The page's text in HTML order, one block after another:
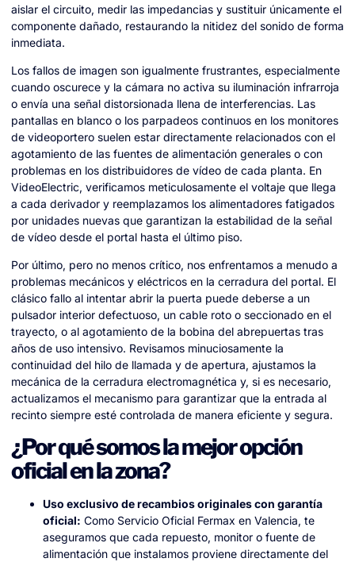
aislar el circuito, medir las impedancias y sustituir únicamente el
componente dañado, restaurando la nitidez del sonido de forma
inmediata.
Los fallos de imagen son igualmente frustrantes, especialmente
cuando oscurece y la cámara no activa su iluminación infrarroja
o envía una señal distorsionada llena de interferencias. Las
pantallas en blanco o los parpadeos continuos en los monitores
de videoportero suelen estar directamente relacionados con el
agotamiento de las fuentes de alimentación generales o con
problemas en los distribuidores de vídeo de cada planta. En
VideoElectric, verificamos meticulosamente el voltaje que llega
a cada derivador y reemplazamos los alimentadores fatigados
por unidades nuevas que garantizan la estabilidad de la señal
de vídeo desde el portal hasta el último piso.
Por último, pero no menos crítico, nos enfrentamos a menudo a
problemas mecánicos y eléctricos en la cerradura del portal. El
clásico fallo al intentar abrir la puerta puede deberse a un
pulsador interior defectuoso, un cable roto o seccionado en el
trayecto, o al agotamiento de la bobina del abrepuertas tras
años de uso intensivo. Revisamos minuciosamente la
continuidad del hilo de llamada y de apertura, ajustamos la
mecánica de la cerradura electromagnética y, si es necesario,
actualizamos el mecanismo para garantizar que la entrada al
recinto siempre esté controlada de manera eficiente y segura.
¿Por qué somos la mejor opción
oficial en la zona?
Uso exclusivo de recambios originales con garantía
oficial: Como Servicio Oficial Fermax en Valencia, te
aseguramos que cada repuesto, monitor o fuente de
alimentación que instalamos proviene directamente del